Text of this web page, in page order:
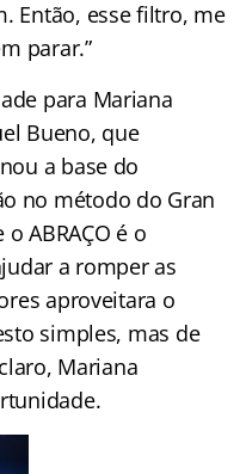
Então, esse filtro, me
parar.”
para Mariana
Bueno, que
a base do
no método do Gran
ABRAÇO é o
a romper as
aproveitara o
simples, mas de
Mariana